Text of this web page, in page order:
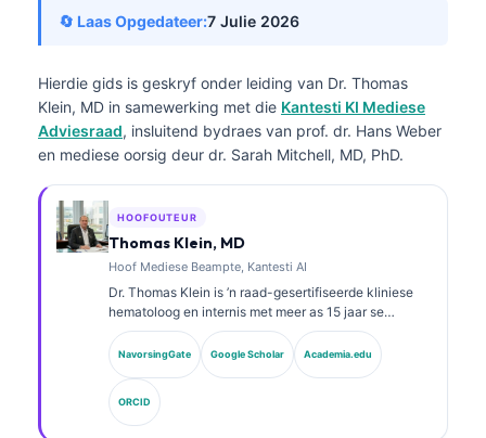
🔄 Laas Opgedateer:7 Julie 2026
Hierdie gids is geskryf onder leiding van Dr. Thomas
Klein, MD in samewerking met die Kantesti KI Mediese
Adviesraad, insluitend bydraes van prof. dr. Hans Weber
en mediese oorsig deur dr. Sarah Mitchell, MD, PhD.
HOOFOUTEUR
Thomas Klein, MD
Hoof Mediese Beampte, Kantesti AI
Dr. Thomas Klein is ’n raad-gesertifiseerde kliniese
hematoloog en internis met meer as 15 jaar se
ondervinding in laboratoriumgeneeskunde en KI-
ondersteunde kliniese analise. As Hoof Mediese
Beampte by Kantesti AI verskaf hy kliniese toesig oor
die mediese akkuraatheid van die eie neurale
netwerk. Dr. Klein het uitgebreid gepubliseer oor
biomerkeraanpassing en laboratoriumdiagnostiek oor
NavorsingGate Google Scholar Academia.edu
ORCID